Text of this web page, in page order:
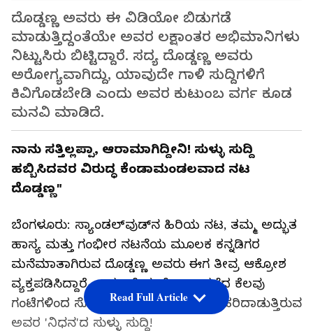
ದೊಡ್ಡಣ್ಣ ಅವರು ಈ ವಿಡಿಯೋ ಬಿಡುಗಡೆ
ಮಾಡುತ್ತಿದ್ದಂತೆಯೇ ಅವರ ಲಕ್ಷಾಂತರ ಅಭಿಮಾನಿಗಳು
ನಿಟ್ಟುಸಿರು ಬಿಟ್ಟಿದ್ದಾರೆ. ಸದ್ಯ ದೊಡ್ಡಣ್ಣ ಅವರು
ಅರೋಗ್ಯವಾಗಿದ್ದು, ಯಾವುದೇ ಗಾಳಿ ಸುದ್ದಿಗಳಿಗೆ
ಕಿವಿಗೊಡಬೇಡಿ ಎಂದು ಅವರ ಕುಟುಂಬ ವರ್ಗ ಕೂಡ
ಮನವಿ ಮಾಡಿದೆ.
ನಾನು ಸತ್ತಿಲ್ಲಪ್ಪಾ, ಆರಾಮಾಗಿದ್ದೀನಿ! ಸುಳ್ಳು ಸುದ್ದಿ
ಹಬ್ಬಿಸಿದವರ ವಿರುದ್ಧ ಕೆಂಡಾಮಂಡಲವಾದ ನಟ
ದೊಡ್ಡಣ್ಣ"
ಬೆಂಗಳೂರು: ಸ್ಯಾಂಡಲ್‌ವುಡ್‌ನ ಹಿರಿಯ ನಟ, ತಮ್ಮ ಅದ್ಭುತ
ಹಾಸ್ಯ ಮತ್ತು ಗಂಭೀರ ನಟನೆಯ ಮೂಲಕ ಕನ್ನಡಿಗರ
ಮನೆಮಾತಾಗಿರುವ ದೊಡ್ಡಣ್ಣ ಅವರು ಈಗ ತೀವ್ರ ಆಕ್ರೋಶ
ವ್ಯಕ್ತಪಡಿಸಿದ್ದಾರೆ. ಕಾರಣವೇನು ಗೊತ್ತಾ? ಕಳೆದ ಕೆಲವು
ಗಂಟೆಗಳಿಂದ ಸೋಷಿಯಲ್ ಮೀಡಿಯಾದಲ್ಲಿ ಹರಿದಾಡುತ್ತಿರುವ
ಅವರ 'ನಿಧನ'ದ ಸುಳ್ಳು ಸುದ್ದಿ!
Read Full Article